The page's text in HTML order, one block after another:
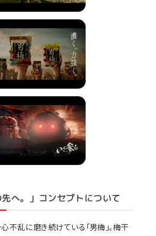
へ。」コンセプトについて
不乱に磨き続けている「男梅」。梅干